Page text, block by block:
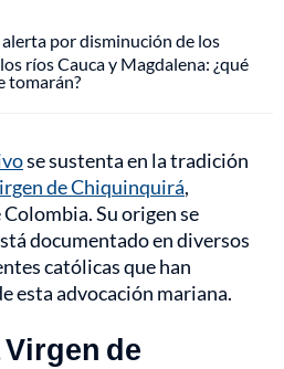
por disminución de los
ríos Cauca y Magdalena: ¿qué
tomarán?
se sustenta en la tradición
de Chiquinquirá,
Su origen se
documentado en diversos
católicas que han
esta advocación mariana.
de